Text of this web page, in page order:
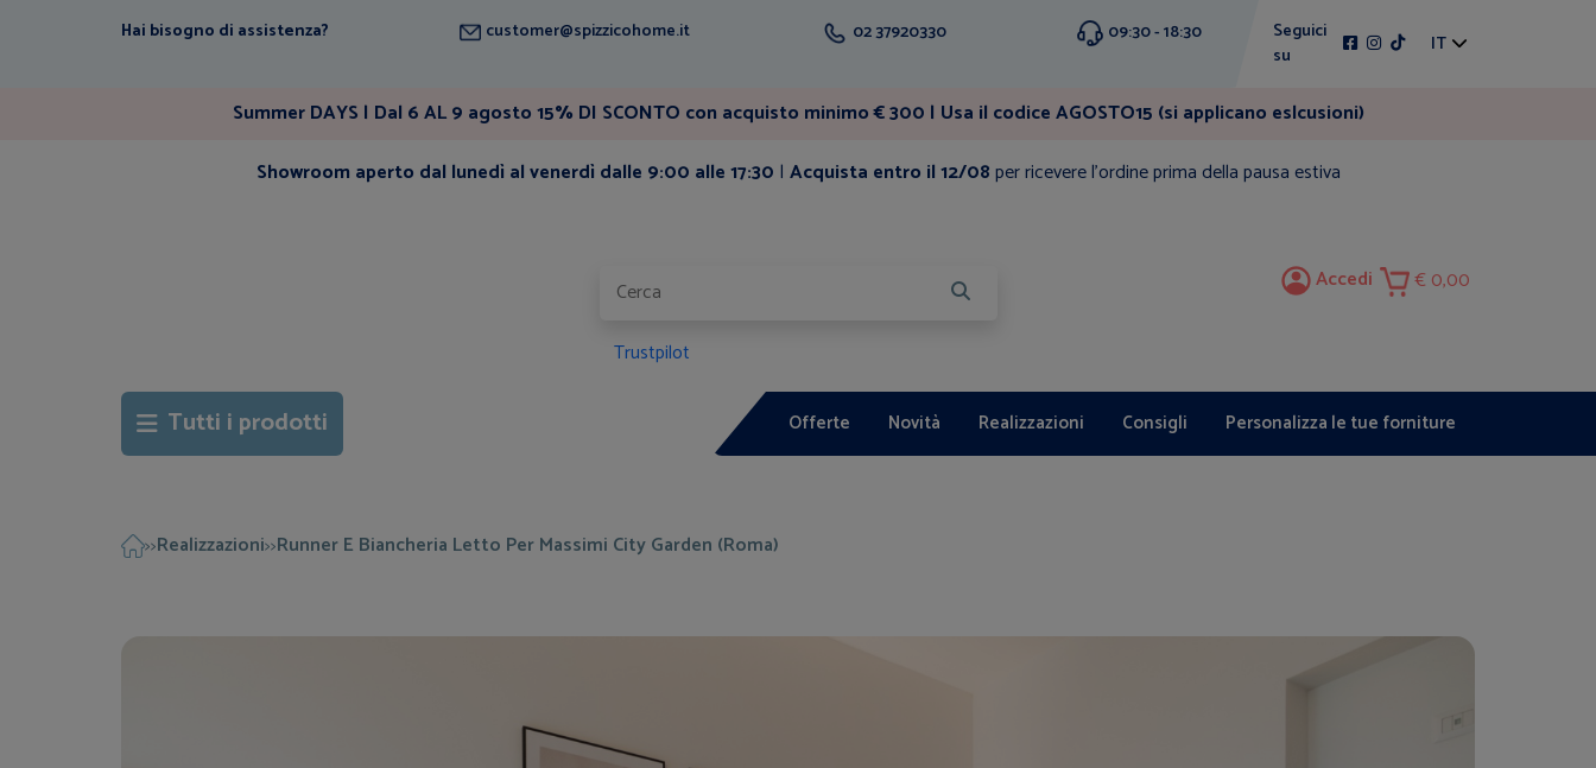
Hai bisogno di assistenza? customer@spizzicohome.it 02 37920330 09:30 - 18:30
Seguici
su
IT
Summer DAYS | Dal 6 AL 9 agosto 15% DI SCONTO con acquisto minimo € 300 | Usa il codice AGOSTO15 (si applicano eslcusioni)
Showroom aperto dal lunedì al venerdì dalle 9:00 alle 17:30 | Acquista entro il 12/08per ricevere l'ordine prima della pausa estiva
Trustpilot
Accedi 0,00
Tutti i prodotti Offerte Novità Realizzazioni Consigli Personalizza le tue forniture
>>Realizzazioni>>Runner E Biancheria Letto Per Massimi City Garden (Roma)